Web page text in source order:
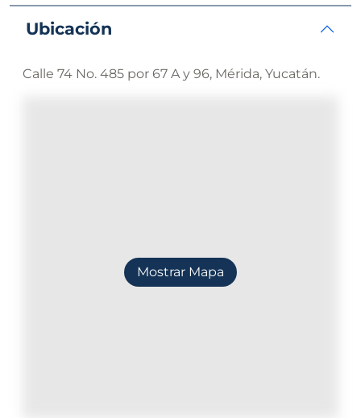
Ubicación
Calle 74 No. 485 por 67 A y 96, Mérida, Yucatán.
Mostrar Mapa